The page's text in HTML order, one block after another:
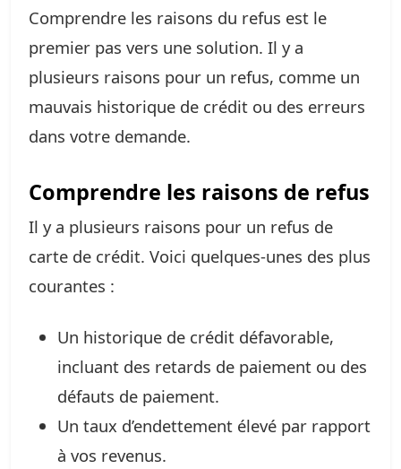
Comprendre les raisons du refus est le
premier pas vers une solution. Il y a
plusieurs raisons pour un refus, comme un
mauvais historique de crédit ou des erreurs
dans votre demande.
Comprendre les raisons de refus
Il y a plusieurs raisons pour un refus de
carte de crédit. Voici quelques-unes des plus
courantes :
Un historique de crédit défavorable,
incluant des retards de paiement ou des
défauts de paiement.
Un taux d’endettement élevé par rapport
à vos revenus.